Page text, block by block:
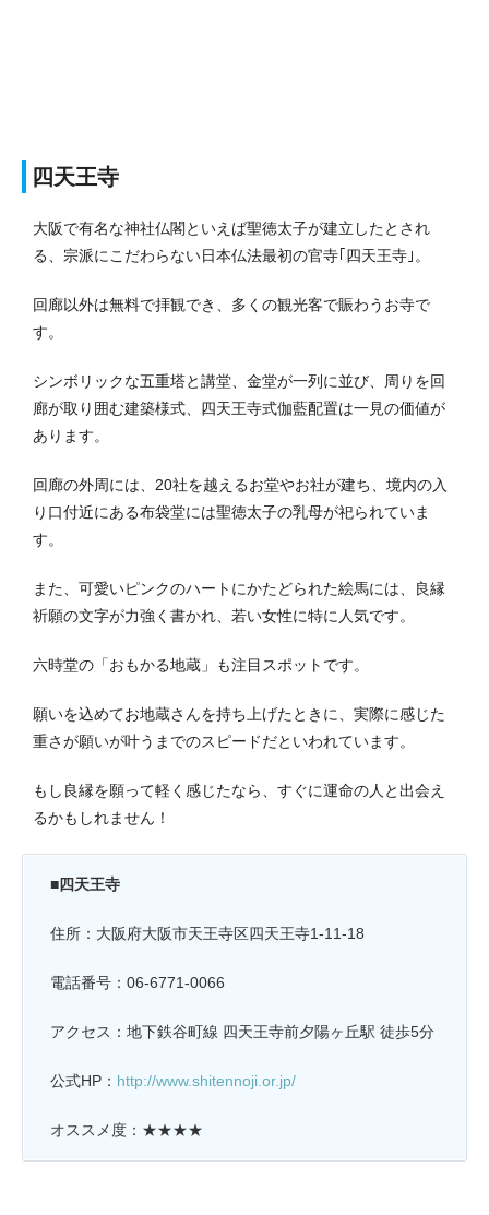
四天王寺
大阪で有名な神社仏閣といえば聖徳太子が建立したとされ
る、宗派にこだわらない日本仏法最初の官寺｢四天王寺｣。
回廊以外は無料で拝観でき、多くの観光客で賑わうお寺で
す。
シンボリックな五重塔と講堂、金堂が一列に並び、周りを回
廊が取り囲む建築様式、四天王寺式伽藍配置は一見の価値が
あります。
回廊の外周には、20社を越えるお堂やお社が建ち、境内の入
り口付近にある布袋堂には聖徳太子の乳母が祀られていま
す。
また、可愛いピンクのハートにかたどられた絵馬には、良縁
祈願の文字が力強く書かれ、若い女性に特に人気です。
六時堂の「おもかる地蔵」も注目スポットです。
願いを込めてお地蔵さんを持ち上げたときに、実際に感じた
重さが願いが叶うまでのスピードだといわれています。
もし良縁を願って軽く感じたなら、すぐに運命の人と出会え
るかもしれません！
■四天王寺
住所：大阪府大阪市天王寺区四天王寺1-11-18
電話番号：06-6771-0066
アクセス：地下鉄谷町線 四天王寺前夕陽ヶ丘駅 徒歩5分
公式HP： http://www.shitennoji.or.jp/
オススメ度：★★★★